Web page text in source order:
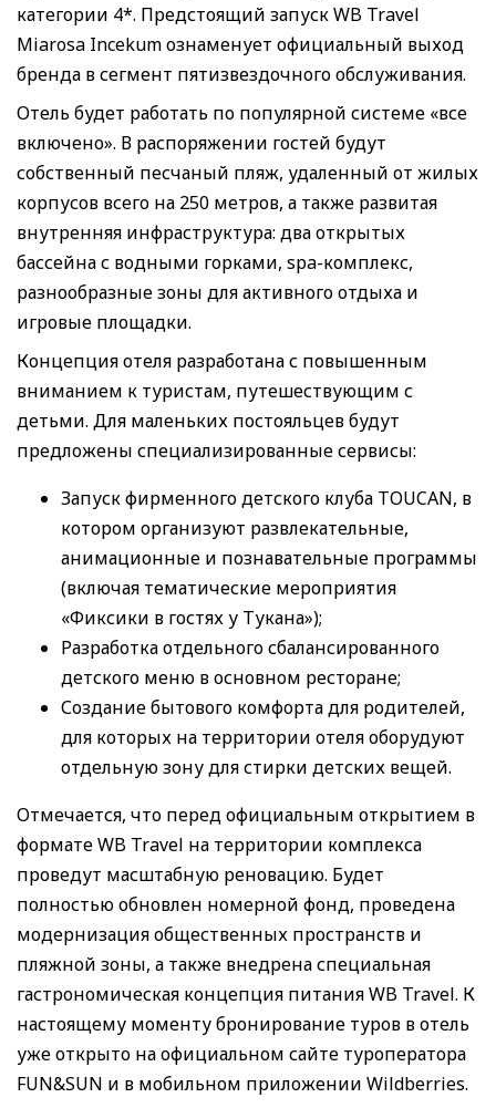
категории 4*. Предстоящий запуск WB Travel
Miarosa Incekum ознаменует официальный выход
бренда в сегмент пятизвездочного обслуживания.
Отель будет работать по популярной системе «все
включено». В распоряжении гостей будут
собственный песчаный пляж, удаленный от жилых
корпусов всего на 250 метров, а также развитая
внутренняя инфраструктура: два открытых
бассейна с водными горками, spa-комплекс,
разнообразные зоны для активного отдыха и
игровые площадки.
Концепция отеля разработана с повышенным
вниманием к туристам, путешествующим с
детьми. Для маленьких постояльцев будут
предложены специализированные сервисы:
Запуск фирменного детского клуба TOUCAN, в
котором организуют развлекательные,
анимационные и познавательные программы
(включая тематические мероприятия
«Фиксики в гостях у Тукана»);
Разработка отдельного сбалансированного
детского меню в основном ресторане;
Создание бытового комфорта для родителей,
для которых на территории отеля оборудуют
отдельную зону для стирки детских вещей.
Отмечается, что перед официальным открытием в
формате WB Travel на территории комплекса
проведут масштабную реновацию. Будет
полностью обновлен номерной фонд, проведена
модернизация общественных пространств и
пляжной зоны, а также внедрена специальная
гастрономическая концепция питания WB Travel. К
настоящему моменту бронирование туров в отель
уже открыто на официальном сайте туроператора
FUN&SUN и в мобильном приложении Wildberries.